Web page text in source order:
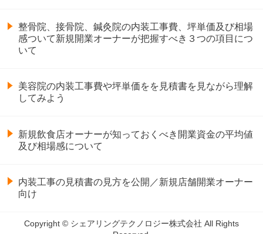
整骨院、接骨院、鍼灸院の内装工事費、坪単価及び相場
感ついて新規開業オーナーが把握すべき３つの項目につ
いて
美容院の内装工事費や坪単価をを見積書を見ながら理解
してみよう
新規飲食店オーナーが知っておくべき開業資金の平均値
及び相場感について
内装工事の見積書の見方を公開／新規店舗開業オーナー
向け
Copyright © シェアリングテクノロジー株式会社 All Rights